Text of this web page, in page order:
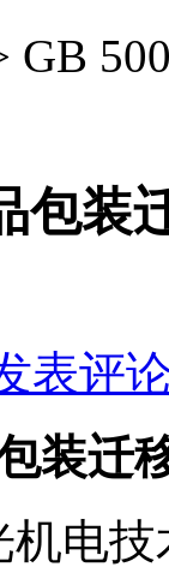
GB
包装
表评
装迁
电